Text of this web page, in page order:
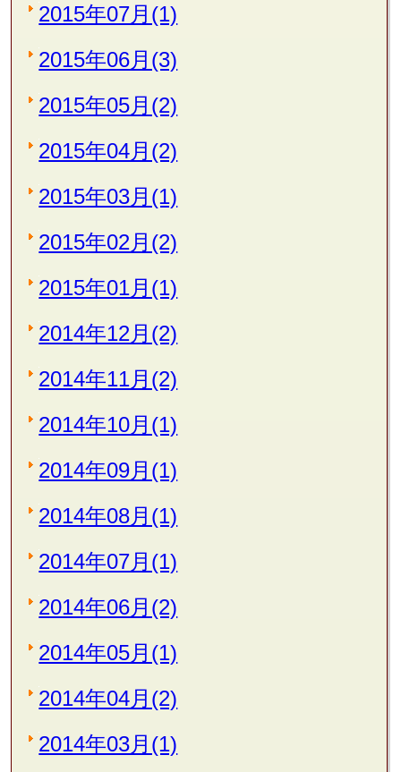
2015年07月(1)
2015年06月(3)
2015年05月(2)
2015年04月(2)
2015年03月(1)
2015年02月(2)
2015年01月(1)
2014年12月(2)
2014年11月(2)
2014年10月(1)
2014年09月(1)
2014年08月(1)
2014年07月(1)
2014年06月(2)
2014年05月(1)
2014年04月(2)
2014年03月(1)